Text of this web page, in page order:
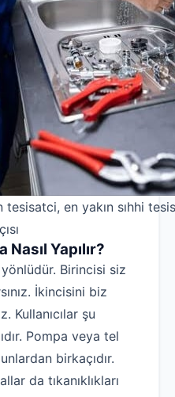
en yakın sıhhi
Nasıl Yapılır?
yönlüdür. Birincisi siz
İkincisini biz
Kullanıcılar şu
Pompa veya tel
birkaçıdır.
da tıkanıklıkları